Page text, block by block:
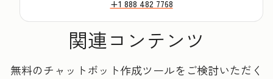
+1 888 482 7768
関連コンテンツ
無料のチャットボット作成ツールをご検討いただく